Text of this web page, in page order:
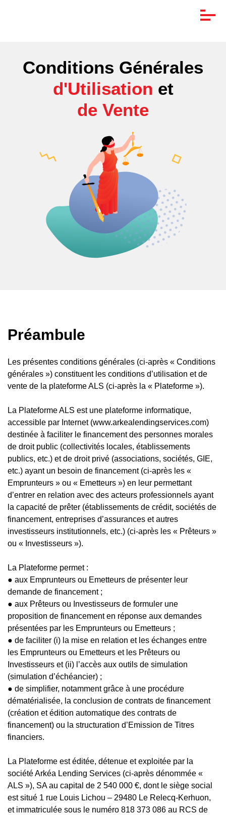
Conditions Générales
d'Utilisation et
de Vente
Préambule
Les présentes conditions générales (ci-après « Conditions
générales ») constituent les conditions d’utilisation et de
vente de la plateforme ALS (ci-après la « Plateforme »).
La Plateforme ALS est une plateforme informatique,
accessible par Internet (www.arkealendingservices.com)
destinée à faciliter le financement des personnes morales
de droit public (collectivités locales, établissements
publics, etc.) et de droit privé (associations, sociétés, GIE,
etc.) ayant un besoin de financement (ci-après les «
Emprunteurs » ou « Emetteurs ») en leur permettant
d’entrer en relation avec des acteurs professionnels ayant
la capacité de prêter (établissements de crédit, sociétés de
financement, entreprises d’assurances et autres
investisseurs institutionnels, etc.) (ci-après les « Prêteurs »
ou « Investisseurs »).
La Plateforme permet :
● aux Emprunteurs ou Emetteurs de présenter leur
demande de financement ;
● aux Prêteurs ou Investisseurs de formuler une
proposition de financement en réponse aux demandes
présentées par les Emprunteurs ou Emetteurs ;
● de faciliter (i) la mise en relation et les échanges entre
les Emprunteurs ou Emetteurs et les Prêteurs ou
Investisseurs et (ii) l’accès aux outils de simulation
(simulation d’échéancier) ;
● de simplifier, notamment grâce à une procédure
dématérialisée, la conclusion de contrats de financement
(création et édition automatique des contrats de
financement) ou la structuration d’Emission de Titres
financiers.
La Plateforme est éditée, détenue et exploitée par la
société Arkéa Lending Services (ci-après dénommée «
ALS »), SA au capital de 2 540 000 €, dont le siège social
est situé 1 rue Louis Lichou – 29480 Le Relecq-Kerhuon,
et immatriculée sous le numéro 818 373 086 au RCS de